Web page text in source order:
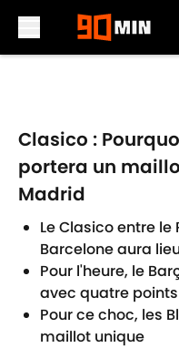
Clasico :
portera un
Madrid
Le Clasico entre le
Barcelone aura
Pour l'heure, le
avec quatre
Pour ce choc, les
maillot unique